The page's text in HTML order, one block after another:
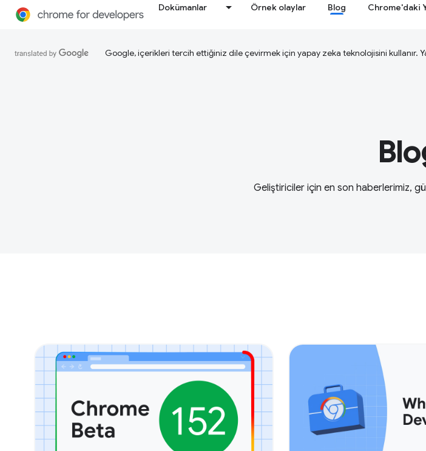
Dokümanlar Örnek olaylar Blog Chrome'daki
Google, içerikleri tercih ettiğiniz dile çevirmek için yapay zeka teknolojisini kullanır.
Geliştiriciler için en son haberlerimiz,